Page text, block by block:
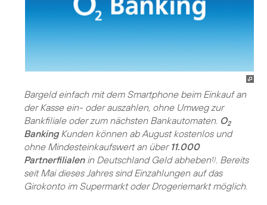
Bargeld einfach mit dem Smartphone beim Einkauf an
der Kasse ein- oder auszahlen, ohne Umweg zur
Bankfiliale oder zum nächsten Bankautomaten. O2
BankingKunden können ab August kostenlos und
ohne Mindesteinkaufswert an über 11.000
Partnerfilialenin Deutschland Geld abheben1) . Bereits
seit Mai dieses Jahres sind Einzahlungen auf das
Girokonto im Supermarkt oder Drogeriemarkt möglich.